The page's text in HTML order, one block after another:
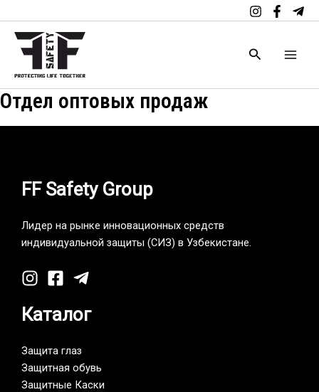
к
содержимому
Поиск
Отдел оптовых продаж
FF Safety Group
Лидер на рынке инновационных средств
индивидуальной защиты (СИЗ) в Узбекистане.
Каталог
Защита глаз
Защитная обувь
Защитные Каски